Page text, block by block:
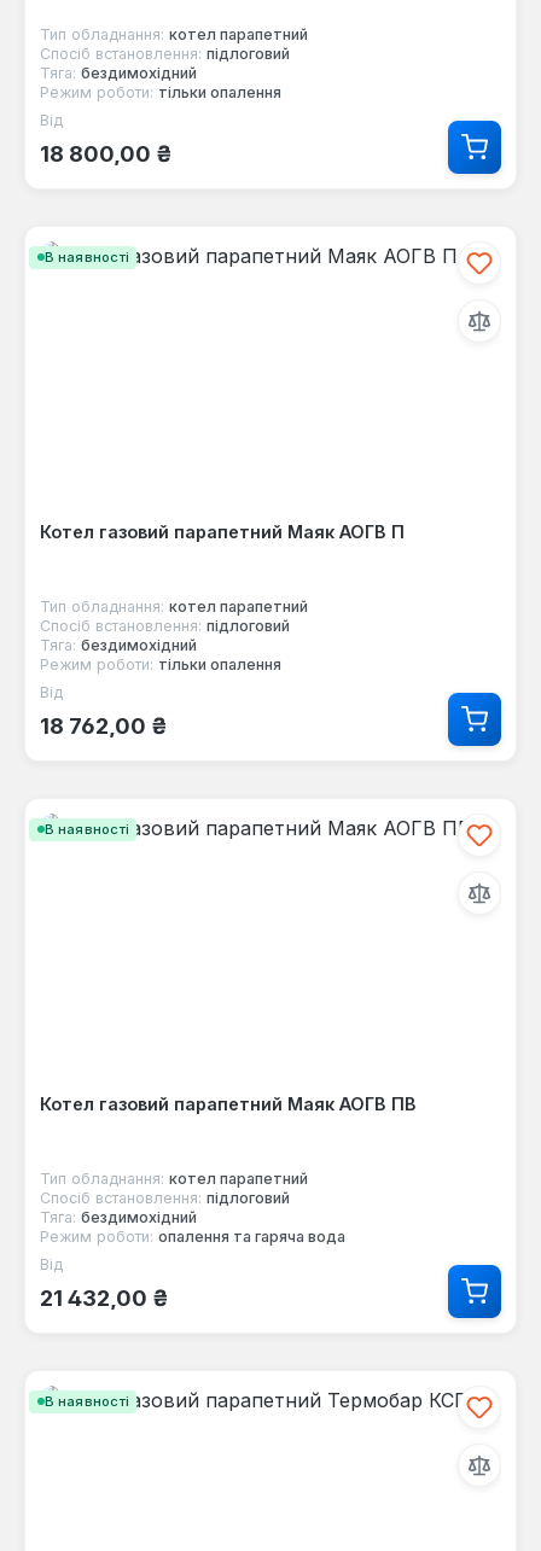
Тип обладнання: котел парапетний
Спосіб встановлення: підлоговий
Тяга: бездимохідний
Режим роботи: тільки опалення
Звичайна ціна:
Від
18 800,00 ₴
В наявності
Котел газовий парапетний Маяк АОГВ П
Тип обладнання: котел парапетний
Спосіб встановлення: підлоговий
Тяга: бездимохідний
Режим роботи: тільки опалення
Звичайна ціна:
Від
18 762,00 ₴
В наявності
Котел газовий парапетний Маяк АОГВ ПВ
Тип обладнання: котел парапетний
Спосіб встановлення: підлоговий
Тяга: бездимохідний
Режим роботи: опалення та гаряча вода
Звичайна ціна:
Від
21 432,00 ₴
В наявності